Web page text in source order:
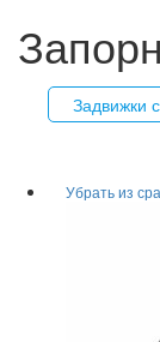
Задвижки
Краны